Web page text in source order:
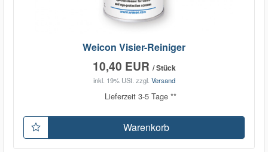
Weicon Visier-Reiniger
10,40 EUR / Stück
inkl. 19% USt. zzgl. Versand
Lieferzeit 3-5 Tage **
Warenkorb